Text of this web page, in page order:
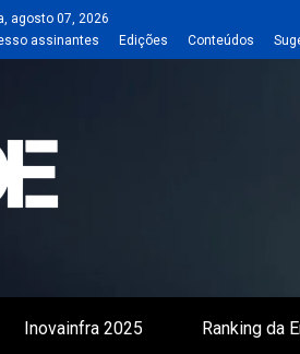
agosto 07, 2026
assinantes Edições Conteúdos
| O
Inovainfra 2025 Ranking da